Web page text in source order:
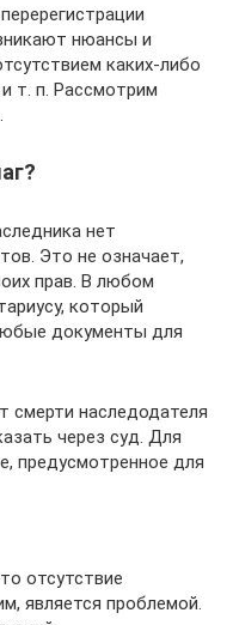
нюансы и
каких-либо
т. п. Рассмотрим
нет
Это не означает,
прав. В любом
который
документы для
смерти наследодателя
через суд. Для
предусмотренное для
отсутствие
является проблемой.